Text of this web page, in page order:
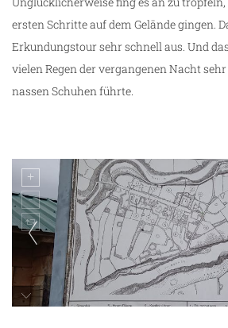
ersten Schritte auf dem Gelände gingen.
Erkundungstour sehr schnell aus. Und
vielen Regen der vergangenen Nacht
nassen Schuhen führte.